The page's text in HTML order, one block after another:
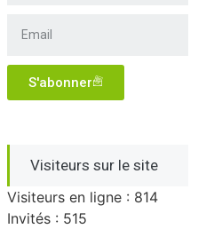
S'abonner
Visiteurs sur le site
Visiteurs en ligne : 814
Invités : 515